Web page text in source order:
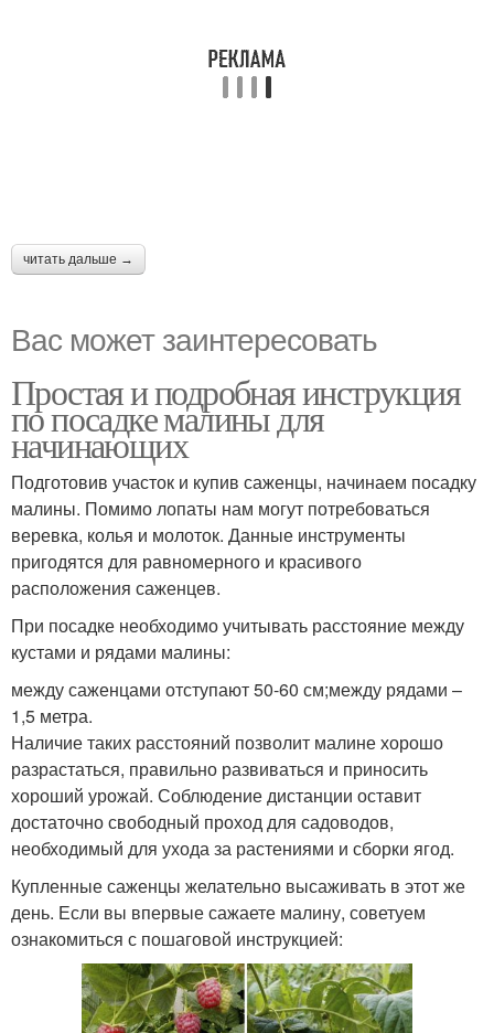
читать дальше →
Вас может заинтересовать
Простая и подробная инструкция
по посадке малины для
начинающих
Подготовив участок и купив саженцы, начинаем посадку
малины. Помимо лопаты нам могут потребоваться
веревка, колья и молоток. Данные инструменты
пригодятся для равномерного и красивого
расположения саженцев.
При посадке необходимо учитывать расстояние между
кустами и рядами малины:
между саженцами отступают 50-60 см;между рядами –
1,5 метра.
Наличие таких расстояний позволит малине хорошо
разрастаться, правильно развиваться и приносить
хороший урожай. Соблюдение дистанции оставит
достаточно свободный проход для садоводов,
необходимый для ухода за растениями и сборки ягод.
Купленные саженцы желательно высаживать в этот же
день. Если вы впервые сажаете малину, советуем
ознакомиться с пошаговой инструкцией: